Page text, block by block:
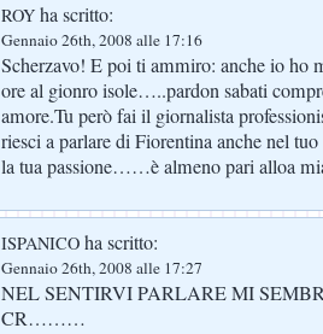
ROY ha scritto:
Gennaio 26th, 2008 alle 17:16
Scherzavo! E poi ti ammiro: anche io ho
ore al gionro isole…..pardon sabati
amore.Tu però fai il giornalista
riesci a parlare di Fiorentina anche nel
la tua passione……è almeno pari alloa
ISPANICO ha scritto:
Gennaio 26th, 2008 alle 17:27
NEL SENTIRVI PARLARE MI
CR………